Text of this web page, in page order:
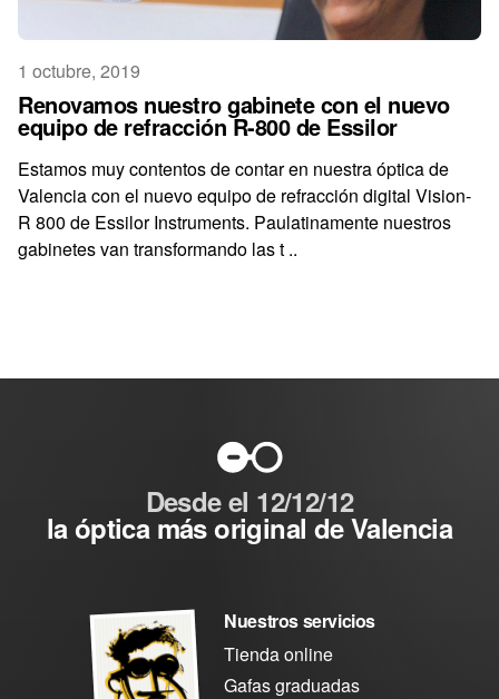
1 octubre, 2019
Renovamos nuestro gabinete con el nuevo
equipo de refracción R-800 de Essilor
Estamos muy contentos de contar en nuestra óptica de
Valencia con el nuevo equipo de refracción digital Vision-
R 800 de Essilor Instruments. Paulatinamente nuestros
gabinetes van transformando las t ..
Desde el 12/12/12
la óptica más original de Valencia
Nuestros servicios
Tienda online
Gafas graduadas